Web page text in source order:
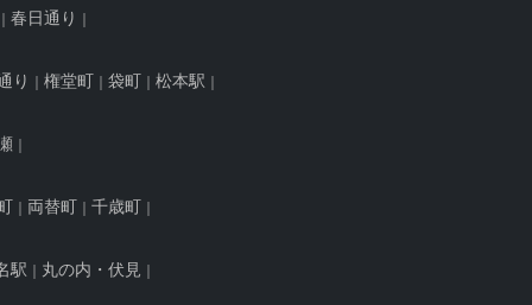
春日通り
り 権堂町 袋町 松本駅
両替町 千歳町
駅 丸の内・伏見